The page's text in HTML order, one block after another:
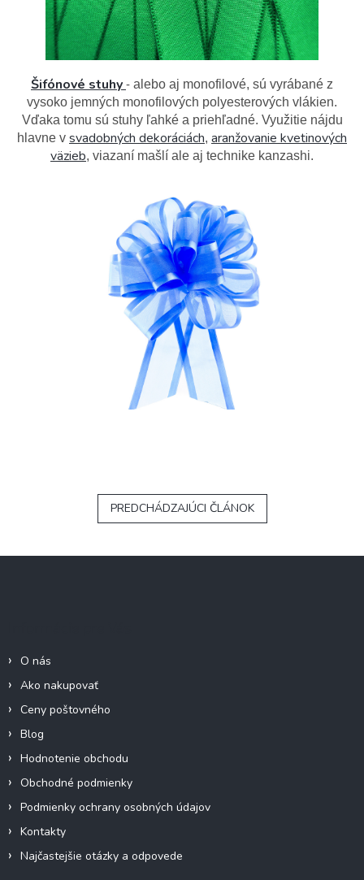
Šifónové stuhy - alebo aj monofilové, sú vyrábané z
vysoko jemných monofilových polyesterových vlákien.
Vďaka tomu sú stuhy ľahké a priehľadné. Využitie nájdu
hlavne v svadobných dekoráciách, aranžovanie kvetinových
väzieb, viazaní mašlí ale aj technike kanzashi.
PREDCHÁDZAJÚCI ČLÁNOK
O nás
Ako nakupovať
Ceny poštovného
Blog
Hodnotenie obchodu
Obchodné podmienky
Podmienky ochrany osobných údajov
Kontakty
Najčastejšie otázky a odpovede